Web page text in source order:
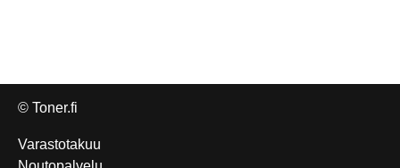
© Toner.fi
Varastotakuu